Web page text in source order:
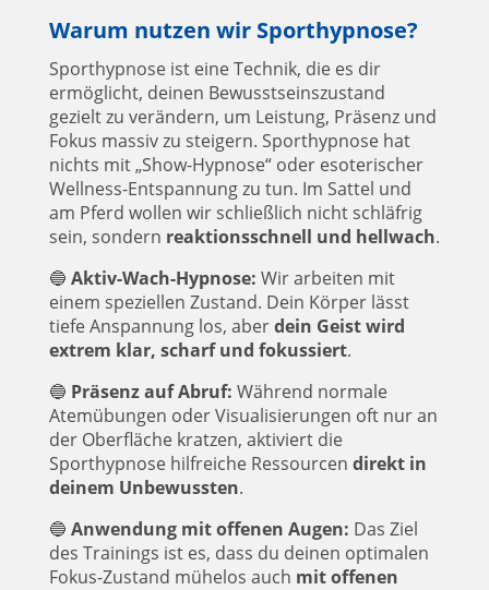
Warum nutzen wir Sporthypnose?
Sporthypnose ist eine Technik, die es dir
ermöglicht, deinen Bewusstseinszustand
gezielt zu verändern, um Leistung, Präsenz und
Fokus massiv zu steigern. Sporthypnose hat
nichts mit „Show-Hypnose“ oder esoterischer
Wellness-Entspannung zu tun. Im Sattel und
am Pferd wollen wir schließlich nicht schläfrig
sein, sondern reaktionsschnell und hellwach.
🔵 Aktiv-Wach-Hypnose: Wir arbeiten mit
einem speziellen Zustand. Dein Körper lässt
tiefe Anspannung los, aberdein Geist wird
extrem klar, scharf und fokussiert.
🔵 Präsenz auf Abruf: Während normale
Atemübungen oder Visualisierungen oft nur an
der Oberfläche kratzen, aktiviert die
Sporthypnose hilfreiche Ressourcen direkt in
deinem Unbewussten.
🔵 Anwendung mit offenen Augen: Das Ziel
des Trainings ist es, dass du deinen optimalen
Fokus-Zustand mühelos auch mit offenen